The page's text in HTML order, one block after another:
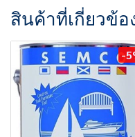
สินค้าที่เกี่ยวข้อ
-